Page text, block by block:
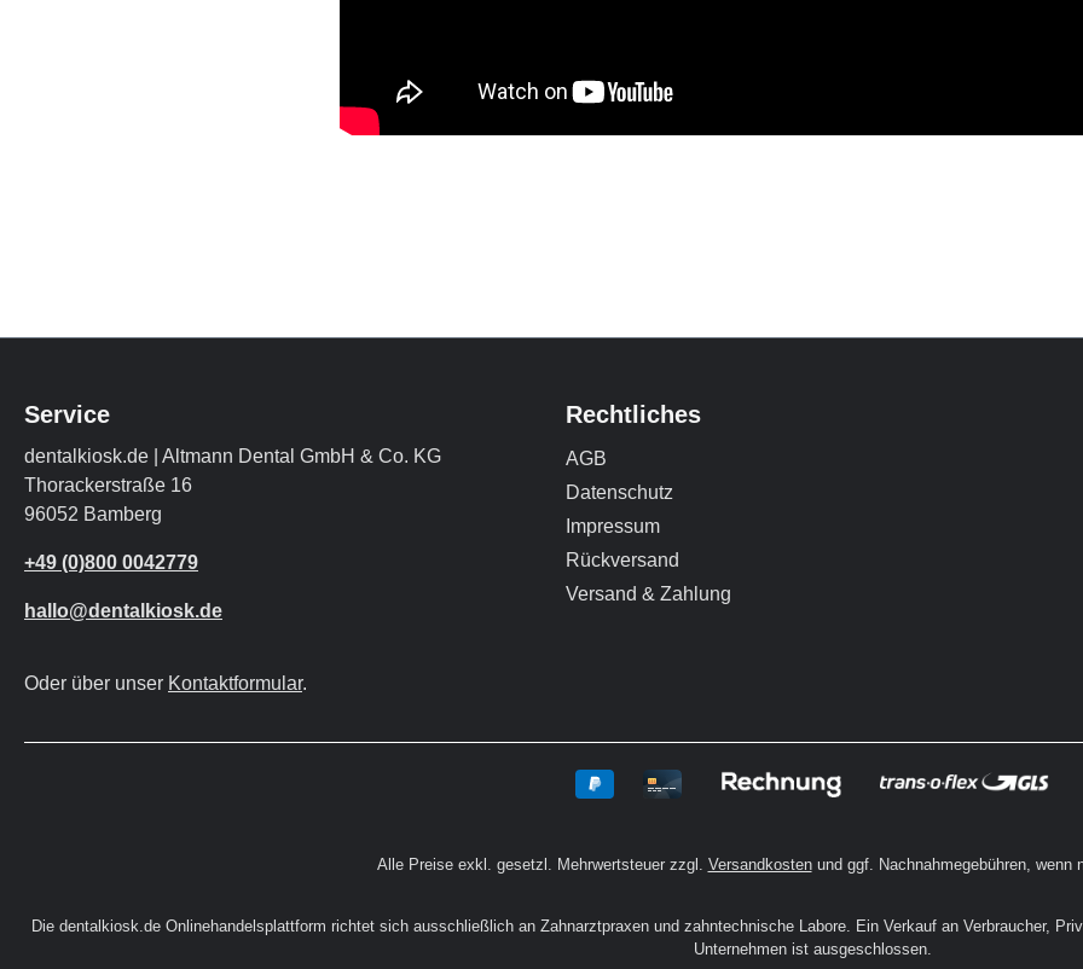
Service
dentalkiosk.de | Altmann Dental GmbH & Co. KG
Thorackerstraße 16
96052 Bamberg
+49 (0)800 0042779
hallo@dentalkiosk.de
Oder über unser Kontaktformular.
Rechtliches
AGB
Datenschutz
Impressum
Rückversand
Versand & Zahlung
Alle Preise exkl. gesetzl. Mehrwertsteuer zzgl. Versandkostenund ggf. Nachnahmegebühren, wenn
Die dentalkiosk.de Onlinehandelsplattform richtet sich ausschließlich an Zahnarztpraxen und zahntechnische Labore. Ein Verkauf an Verbraucher,
Unternehmen ist ausgeschlossen.